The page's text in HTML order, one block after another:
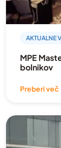
AKTUALNE
MPE
bolnikov
Preberi več